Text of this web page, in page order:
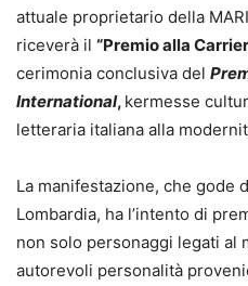
attuale proprietario della
riceverà il “Premio alla
cerimonia conclusiva del
International, kermesse
letteraria italiana alla
La manifestazione, che gode
Lombardia, ha l’intento di
non solo personaggi legati al
autorevoli personalità